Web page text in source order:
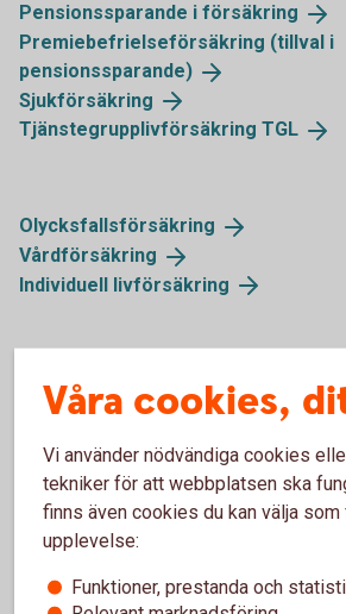
Pensionssparande i försäkring
Premiebefrielseförsäkring (tillval i
pensionssparande)
Sjukförsäkring
Tjänstegrupplivförsäkring TGL
Olycksfallsförsäkring
Vårdförsäkring
Individuell livförsäkring
Så fungerar
Pris
Skadeanmälan
Försäkringsgivare
Våra cookies,
Vi använder nödvändiga cookies
tekniker för att webbplatsen ska
finns även cookies du kan välja
upplevelse:
Funktioner, prestanda och